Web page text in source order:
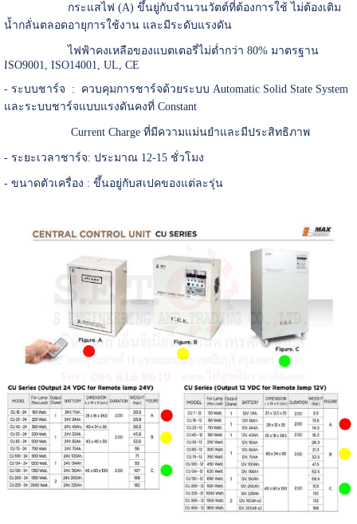
กระแสไฟ (A) ขึ้นยู่กับจำนวนวัตต์ที่ต้องการใช้ ไม่ต้องเติม
น้ำกลั่นตลอดอายุการใช้งาน และมีระดับแรงดัน
ไฟฟ้าคงเหลือของแบตเตอรี่ไม่ต่ำกว่า 80% มาตรฐาน
ISO9001, ISO14001, UL, CE
- ระบบชาร์จ : ควบคุมการชาร์จด้วยระบบ Automatic Solid State System
และระบบชาร์จแบบแรงดันคงที่ Constant
Current Charge ที่มีความแม่นยำและมีประสิทธิภาพ
- ระยะเวลาชาร์จ: ประมาณ 12-15 ชั่วโมง
- ขนาดตัวเครื่อง : ขึ้นอยู่กับสเปคของแต่ละรุ่น